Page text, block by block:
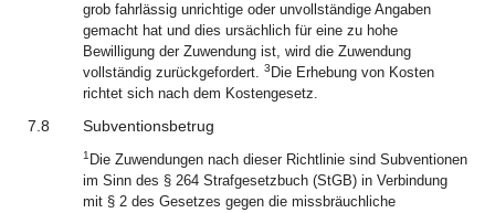
grob fahrlässig unrichtige oder unvollständige Angaben
gemacht hat und dies ursächlich für eine zu hohe
Bewilligung der Zuwendung ist, wird die Zuwendung
vollständig zurückgefordert. 3 Die Erhebung von Kosten
richtet sich nach dem Kostengesetz.
7.8 Subventionsbetrug
1 Die Zuwendungen nach dieser Richtlinie sind Subventionen
im Sinn des § 264 Strafgesetzbuch (StGB) in Verbindung
mit § 2 des Gesetzes gegen die missbräuchliche